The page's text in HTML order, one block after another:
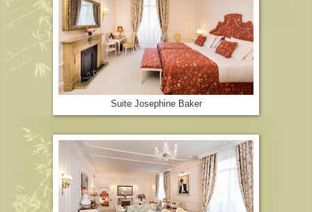
Suite Josephine Baker